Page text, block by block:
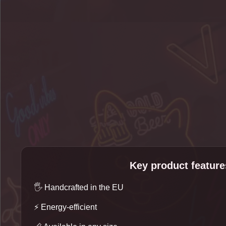
Key product
🖐️ Handcrafted in the EU
⚡ Energy-efficient